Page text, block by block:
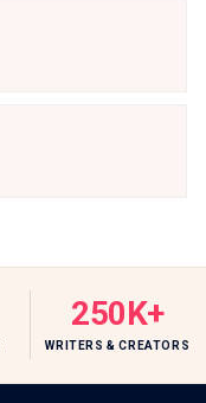
250K+
WRITERS & CREATORS